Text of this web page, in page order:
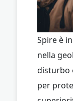
Spire è
nella
disturbo
per